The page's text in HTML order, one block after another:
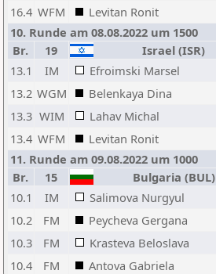
16.4 WFM Levitan Ronit
10. Runde am 08.08.2022 um 1500
Br.
19 Israel (ISR)
13.1
IM Efroimski Marsel
13.2 WGM Belenkaya Dina
13.3 WIM Lahav Michal
13.4 WFM Levitan Ronit
11. Runde am 09.08.2022 um 1000
Br.
15 Bulgaria (BUL)
10.1
IM Salimova Nurgyul
10.2
FM Peycheva Gergana
10.3
FM Krasteva Beloslava
10.4
FM Antova Gabriela